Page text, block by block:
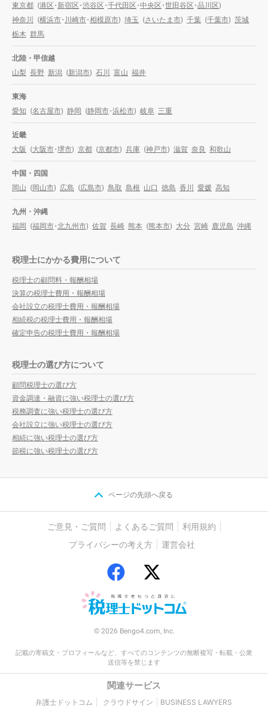
東京都 (港区・新宿区・渋谷区・千代田区・中央区・世田谷区・品川区)
神奈川
(横浜市・川崎市・相模原市) 埼玉 (さいたま市) 千葉 (千葉市) 茨城
栃木 群馬
北陸・甲信越
山梨 長野 新潟 (新潟市) 石川 富山 福井
東海
愛知 (名古屋市) 静岡 (静岡市・浜松市) 岐阜 三重
近畿
大阪 (大阪市・堺市) 京都 (京都市) 兵庫 (神戸市) 滋賀 奈良 和歌山
中国・四国
岡山 (岡山市) 広島 (広島市) 鳥取 島根 山口 徳島 香川 愛媛 高知
九州・沖縄
福岡 (福岡市・北九州市) 佐賀 長崎 熊本 (熊本市) 大分 宮崎 鹿児島 沖縄
税理士にかかる費用について
税理士の顧問料・報酬相場
決算の税理士費用・報酬相場
会社設立の税理士費用・報酬相場
相続税の税理士費用・報酬相場
確定申告の税理士費用・報酬相場
税理士の選び方について
顧問税理士の選び方
資金調達・融資に強い税理士の選び方
税務調査に強い税理士の選び方
会社設立に強い税理士の選び方
相続に強い税理士の選び方
節税に強い税理士の選び方
ページの先頭へ戻る
ご意見・ご質問 よくあるご質問
利用規約
プライバシーの考え方
運営会社
© 2026 Bengo4.com, Inc.
記載の寄稿文・プロフィールなど、すべてのコンテンツの無断複写・転載・公衆
送信等を禁じます
関連サービス
弁護士ドットコム クラウドサイン BUSINESS LAWYERS